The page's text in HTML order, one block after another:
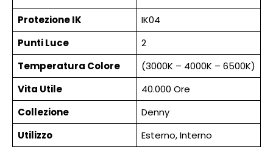
Protezione IK
IK04
Punti Luce
2
Temperatura Colore
(3000K – 4000K – 6500K)
Vita Utile
40.000 Ore
Collezione
Denny
Utilizzo
Esterno, Interno